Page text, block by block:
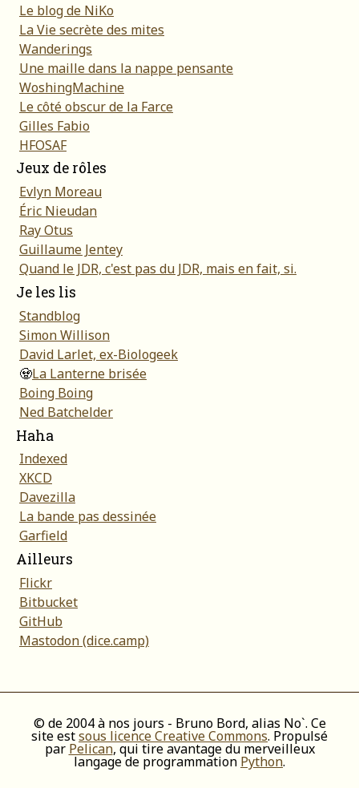
Le blog de NiKo
La Vie secrète des mites
Wanderings
Une maille dans la nappe pensante
WoshingMachine
Le côté obscur de la Farce
Gilles Fabio
HFOSAF
Jeux de rôles
Evlyn Moreau
Éric Nieudan
Ray Otus
Guillaume Jentey
Quand le JDR, c'est pas du JDR, mais en fait, si.
Je les lis
Standblog
Simon Willison
David Larlet, ex-Biologeek
🧟La Lanterne brisée
Boing Boing
Ned Batchelder
Haha
Indexed
XKCD
Davezilla
La bande pas dessinée
Garfield
Ailleurs
Flickr
Bitbucket
GitHub
Mastodon (dice.camp)
© de 2004 à nos jours - Bruno Bord, alias No`. Ce
site estsous licence Creative Commons. Propulsé
par Pelican, qui tire avantage du merveilleux
langage de programmation Python.